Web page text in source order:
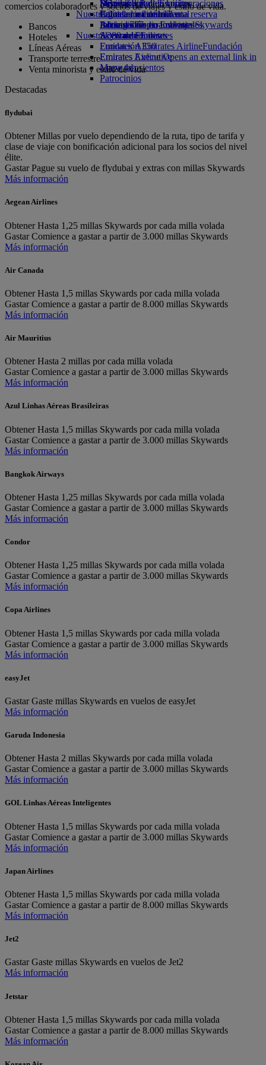
Bebidas
Nuestra flota
Boeing 777
A380 de Emirates
Emirates A350
Emirates Executive
Mapa de asientos
Diversión para los niños
Juguetes infantiles
Actividades para niños
Sostenibilidad en las operaciones
Política medioambiental
Informes medioambientales
Nuestras comunidades
Fundación Emirates AirlineFundación
Emirates Airline Opens an external link in
a new tab
Patrocinios
Skywards Rail
Calculadora de millas
Inicie sesión en Emirates Skywards
Skywards+
Móvil y app de Emirates
Cancelar o cambiar una reserva
Alteraciones en los viajes
Acerca de Emirates
comercios colaboradores y socios de viajes y estilo de vida.
Bancos
Hoteles
Líneas Aéreas
Transporte terrestre
Venta minorista y estilo de vida
Destacadas
flydubai
ObtenerMillas por vuelo dependiendo de la ruta, tipo de tarifa y
clase de viaje con bonificación adicional para los socios del nivel
élite.
GastarPague su vuelo de flydubai y extras con millas Skywards
Más información
Aegean Airlines
ObtenerHasta 1,25 millas Skywards por cada milla volada
GastarComience a gastar a partir de 3.000 millas Skywards
Más información
Air Canada
ObtenerHasta 1,5 millas Skywards por cada milla volada
GastarComience a gastar a partir de 8.000 millas Skywards
Más información
Air Mauritius
ObtenerHasta 2 millas por cada milla volada
GastarComience a gastar a partir de 3.000 millas Skywards
Más información
Azul Linhas Aéreas Brasileiras
ObtenerHasta 1,5 millas Skywards por cada milla volada
GastarComience a gastar a partir de 3.000 millas Skywards
Más información
Bangkok Airways
ObtenerHasta 1,25 millas Skywards por cada milla volada
GastarComience a gastar a partir de 3.000 millas Skywards
Más información
Condor
ObtenerHasta 1,25 millas Skywards por cada milla volada
GastarComience a gastar a partir de 3.000 millas Skywards
Más información
Copa Airlines
ObtenerHasta 1,5 millas Skywards por cada milla volada
GastarComience a gastar a partir de 3.000 millas Skywards
Más información
easyJet
GastarGaste millas Skywards en vuelos de easyJet
Más información
Garuda Indonesia
ObtenerHasta 2 millas Skywards por cada milla volada
GastarComience a gastar a partir de 3.000 millas Skywards
Más información
GOL Linhas Aéreas Inteligentes
ObtenerHasta 1,5 millas Skywards por cada milla volada
GastarComience a gastar a partir de 3.000 millas Skywards
Más información
Japan Airlines
ObtenerHasta 1,5 millas Skywards por cada milla volada
GastarComience a gastar a partir de 8.000 millas Skywards
Más información
Jet2
GastarGaste millas Skywards en vuelos de Jet2
Más información
Jetstar
ObtenerHasta 1,5 millas Skywards por cada milla volada
GastarComience a gastar a partir de 8.000 millas Skywards
Más información